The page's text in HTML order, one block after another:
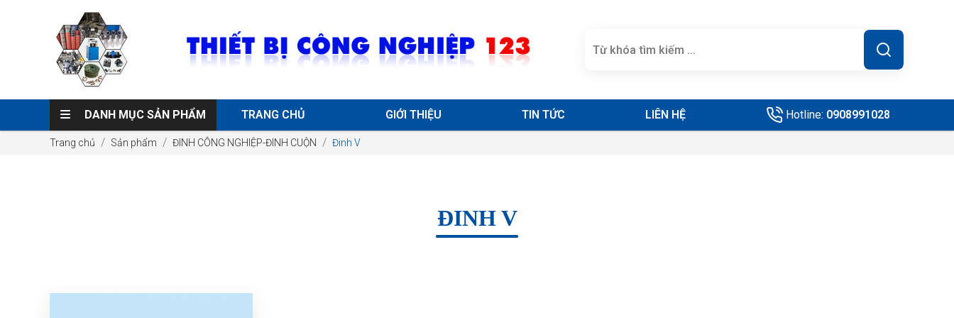
DANH MỤC SẢN PHẨM TRANG CHỦ GIỚI THIỆU TIN TỨC LIÊN HỆ Hotline: 0908991028
Trang chủ Sản phẩm ĐINH CÔNG NGHIỆP-ĐINH CUỘN Đinh V
ĐINH V